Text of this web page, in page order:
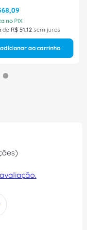
,09
no PIX
de R$ 51,12 sem juros
adicionar ao carrinho